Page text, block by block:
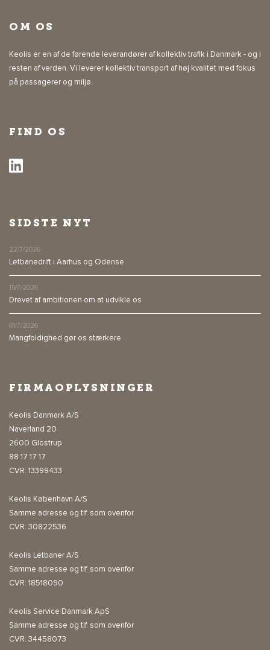
OM OS
Keolis er en af de førende leverandører af kollektiv trafik i Danmark - og i
resten af verden. Vi leverer kollektiv transport af høj kvalitet med fokus
på passagerer og miljø.
FIND OS
SIDSTE NYT
22/7/2026
Letbanedrift i Aarhus og Odense
15/7/2026
Drevet af ambitionen om at udvikle os
01/7/2026
Mangfoldighed gør os stærkere
FIRMAOPLYSNINGER
Keolis Danmark A/S
Naverland 20
2600 Glostrup
88 17 17 17
CVR: 13399433
Keolis København A/S
Samme adresse og tlf. som ovenfor
CVR: 30822536
Keolis Letbaner A/S
Samme adresse og tlf. som ovenfor
CVR: 18518090
Keolis Service Danmark ApS
Samme adresse og tlf. som ovenfor
CVR: 34458073